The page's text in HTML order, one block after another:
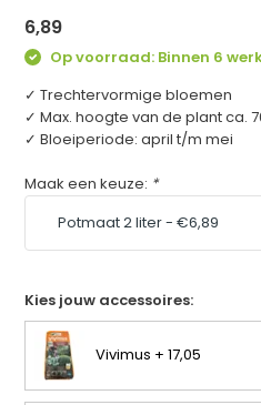
6,89
Op voorraad: Binnen 6
✓ Trechtervormige bloemen
✓ Max. hoogte van de plant ca.
✓ Bloeiperiode: april t/m mei
Maak een keuze: *
Kies jouw accessoires:
Vivimus + 17,05